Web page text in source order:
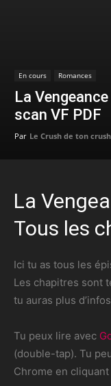
En cours Romances
La
scan VF PDF
Par Le Crush de ton crush
La
Tous les
Ici tu as tous les
Les chapitres sont
tu auras plus
Tu peux lire avec
(double-tap). Tu
Chrome en